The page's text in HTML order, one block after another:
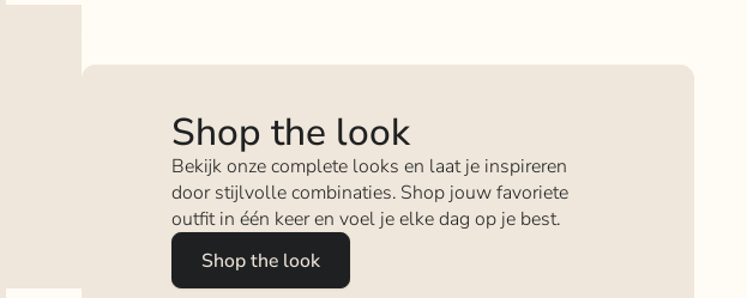
Shop the look
Bekijk onze complete looks en laat je inspireren
door stijlvolle combinaties. Shop jouw favoriete
outfit in één keer en voel je elke dag op je best.
Shop the look